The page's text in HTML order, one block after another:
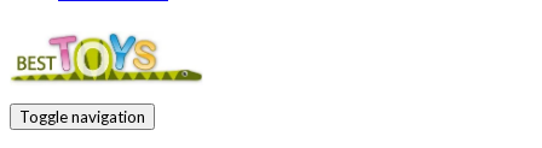
Toggle navigation